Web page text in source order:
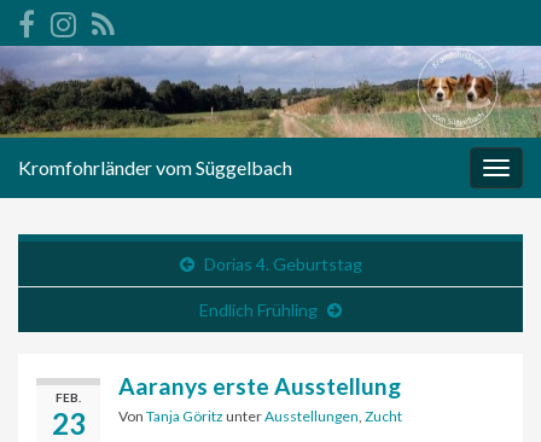
Kromfohrländer vom Süggelbach
Dorias 4. Geburtstag
Endlich Frühling
FEB.
23
Aaranys erste Ausstellung
Von Tanja Göritz unterAusstellungen Zucht